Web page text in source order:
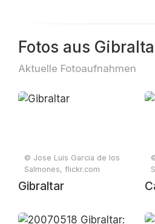
Fotos aus
Aktuelle Fotoaufnahmen
© Jose Luis Garcia de los
Salmones, flickr.com
Gibraltar